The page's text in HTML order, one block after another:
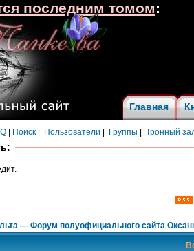
Главная
Поиск Пользователи Группы Тронный
— Форум полуофициального сайта
последним томом: